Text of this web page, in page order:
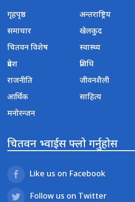
गृहपृष्ठ
समाचार
चितवन विशेष
प्रदेश
राजनीति
आर्थिक
मनोरन्जन
अन्तराष्ट्रिय
खेलकुद
स्वास्थ्य
प्रविधि
जीवनशैली
साहित्य
चितवन भ्वाईस फ्लो गर्नुहोस
Like us on Facebook
Follow us on Twitter